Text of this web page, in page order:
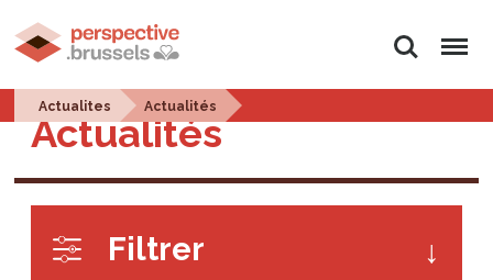
Zoeken Menu
Actualites Actualités
Actualités
Filtrer